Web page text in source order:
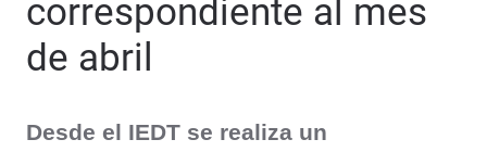
correspondiente al mes
de abril
Desde el IEDT se realiza un